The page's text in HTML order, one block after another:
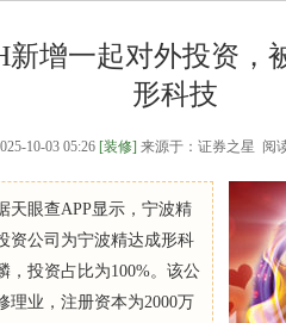
新增一起对外投资
形科技
10-03 05:26 [装修] 来源于：证券之星 阅
天眼查APP显示，宁波精
资公司为宁波精达成形科
，投资占比为100%。该公
理业，注册资本为2000万